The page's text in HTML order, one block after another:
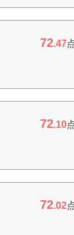
72.47
72.10
72.02